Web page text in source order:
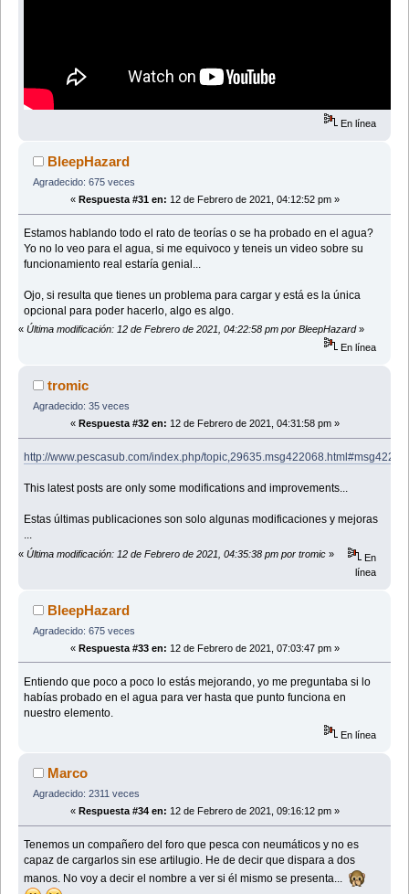
En línea
BleepHazard
Agradecido: 675 veces
« Respuesta #31 en: 12 de Febrero de 2021, 04:12:52 pm »
Estamos hablando todo el rato de teorías o se ha probado en el agua?
Yo no lo veo para el agua, si me equivoco y teneis un video sobre su
funcionamiento real estaría genial...
Ojo, si resulta que tienes un problema para cargar y está es la única
opcional para poder hacerlo, algo es algo.
« Última modificación: 12 de Febrero de 2021, 04:22:58 pm por BleepHazard»
En línea
tromic
Agradecido: 35 veces
« Respuesta #32 en: 12 de Febrero de 2021, 04:31:58 pm »
http://www.pescasub.com/index.php/
This latest posts are only some modifications and improvements...
Estas últimas publicaciones son solo algunas modificaciones y mejoras
...
« Última modificación: 12 de Febrero de 2021, 04:35:38 pm por tromic »
En
línea
BleepHazard
Agradecido: 675 veces
« Respuesta #33 en: 12 de Febrero de 2021, 07:03:47 pm »
Entiendo que poco a poco lo estás mejorando, yo me preguntaba si lo
habías probado en el agua para ver hasta que punto funciona en
nuestro elemento.
En línea
Marco
Agradecido: 2311 veces
« Respuesta #34 en: 12 de Febrero de 2021, 09:16:12 pm »
Tenemos un compañero del foro que pesca con neumáticos y no es
capaz de cargarlos sin ese artilugio. He de decir que dispara a dos
manos. No voy a decir el nombre a ver si él mismo se presenta...